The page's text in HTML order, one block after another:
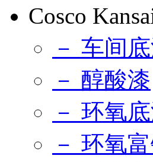
Cosco
－ 车间
－ 醇酸漆
－ 环氧
－ 环氧